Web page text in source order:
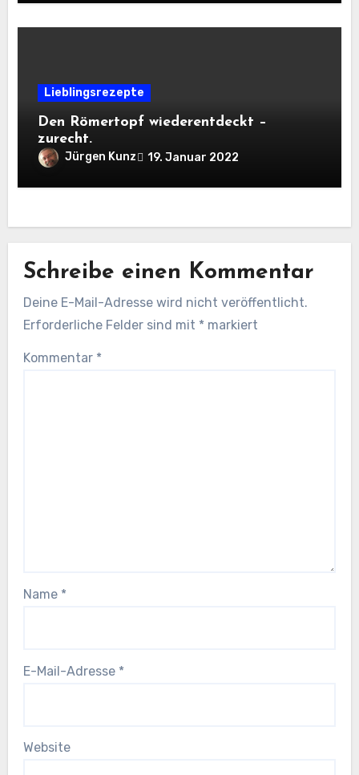
Lieblingsrezepte
Den Römertopf wiederentdeckt –
zurecht.
Jürgen Kunz 19. Januar 2022
Schreibe einen Kommentar
Deine E-Mail-Adresse wird nicht veröffentlicht.
Erforderliche Felder sind mit * markiert
Kommentar *
Name *
E-Mail-Adresse *
Website